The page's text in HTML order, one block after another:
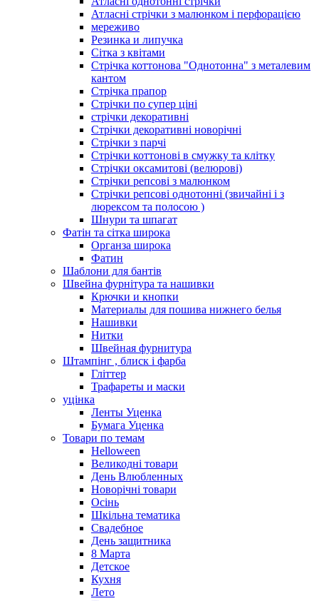
Атласні стрічки з малюнком і перфорацією
мереживо
Резинка и липучка
Сітка з квітами
Стрічка коттонова "Однотонна" з металевим
кантом
Стрічка прапор
Стрічки по супер ціні
стрічки декоративні
Стрічки декоративні новорічні
Стрічки з парчі
Стрічки коттонові в смужку та клітку
Стрічки оксамитові (велюрові)
Стрічки репсові з малюнком
Стрічки репсові однотонні (звичайні і з
люрексом та полосою )
Шнури та шпагат
Фатін та сітка широка
Органза широка
Фатин
Шаблони для бантів
Швейна фурнітура та нашивки
Крючки и кнопки
Материалы для пошива нижнего белья
Нашивки
Нитки
Швейная фурнитура
Штампінг , блиск і фарба
Гліттер
Трафареты и маски
уцінка
Ленты Уценка
Бумага Уценка
Товари по темам
Helloween
Великодні товари
День Влюбленных
Новорічні товари
Осінь
Шкільна тематика
Свадебное
День защитника
8 Марта
Детское
Кухня
Лето